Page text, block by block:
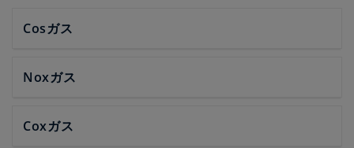
Cosガス
Noxガス
Coxガス